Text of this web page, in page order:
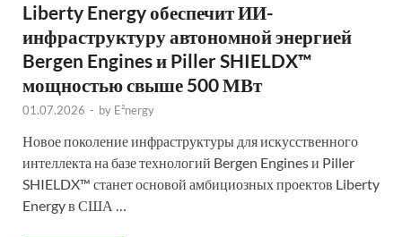
Liberty Energy обеспечит ИИ-
инфраструктуру автономной энергией
Bergen Engines и Piller SHIELDX™
мощностью свыше 500 МВт
01.07.2026 - by E²nergy
Новое поколение инфраструктуры для искусственного
интеллекта на базе технологий Bergen Engines и Piller
SHIELDX™ станет основой амбициозных проектов Liberty
Energy в США …